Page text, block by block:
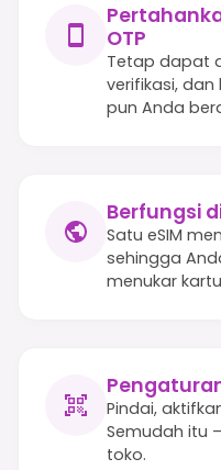
OTP
Tetap dapat
verifikasi,
pun Anda
Berfungsi
Satu eSIM
sehingga
menukar
Pindai,
Semudah itu
toko.